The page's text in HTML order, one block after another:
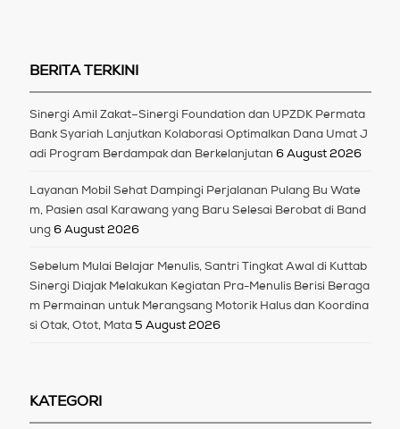
BERITA TERKINI
Sinergi Amil Zakat–Sinergi Foundation dan UPZDK Permata
Bank Syariah Lanjutkan Kolaborasi Optimalkan Dana Umat J
adi Program Berdampak dan Berkelanjutan 6 August 2026
Layanan Mobil Sehat Dampingi Perjalanan Pulang Bu Wate
m, Pasien asal Karawang yang Baru Selesai Berobat di Band
ung 6 August 2026
Sebelum Mulai Belajar Menulis, Santri Tingkat Awal di Kuttab
Sinergi Diajak Melakukan Kegiatan Pra-Menulis Berisi Beraga
m Permainan untuk Merangsang Motorik Halus dan Koordina
si Otak, Otot, Mata 5 August 2026
KATEGORI